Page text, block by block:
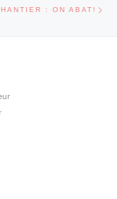
: ON ABAT!